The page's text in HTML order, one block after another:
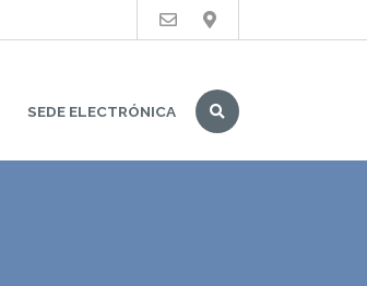
SEDE ELECTRÓNICA
Buscar